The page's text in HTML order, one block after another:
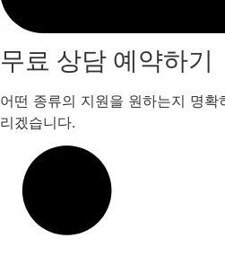
무료 상담 예약하기
어떤 종류의 지원을 원하는지 명
리겠습니다.